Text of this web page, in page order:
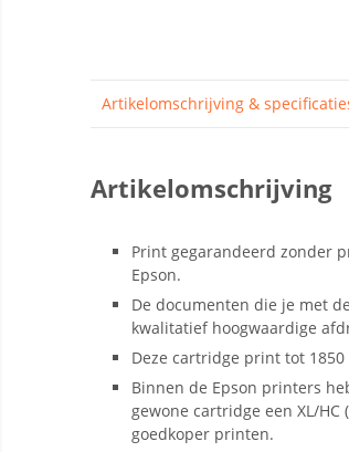
Artikelomschrijving &
Artikelomschrijving
Print gegarandeerd zonder
Epson.
De documenten die je met
kwalitatief hoogwaardige
Deze cartridge print tot 1850
Binnen de Epson printers
gewone cartridge een XL/
goedkoper printen.